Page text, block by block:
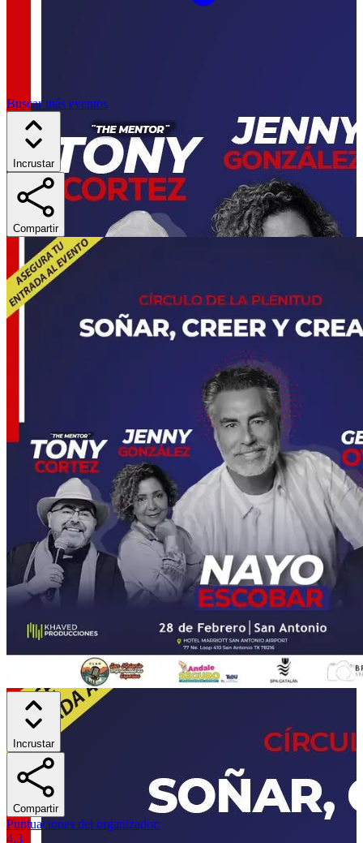
Buscar más eventos
Incrustar
Compartir
Incrustar
Compartir
Puntuaciones del organizador:
4.3